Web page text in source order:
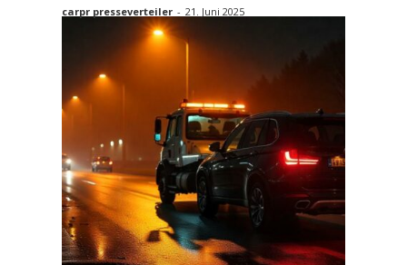
carpr presseverteiler - 21. Juni 2025